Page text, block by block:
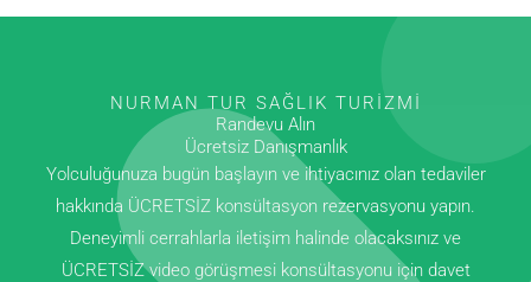
NURMAN TUR SAĞLIK TURIZMI
Randevu Alın
Ücretsiz Danışmanlık
Yolculuğunuza bugün başlayın ve ihtiyacınız olan tedaviler
hakkında ÜCRETSİZ konsültasyon rezervasyonu yapın.
Deneyimli cerrahlarla iletişim halinde olacaksınız ve
ÜCRETSİZ video görüşmesi konsültasyonu için davet